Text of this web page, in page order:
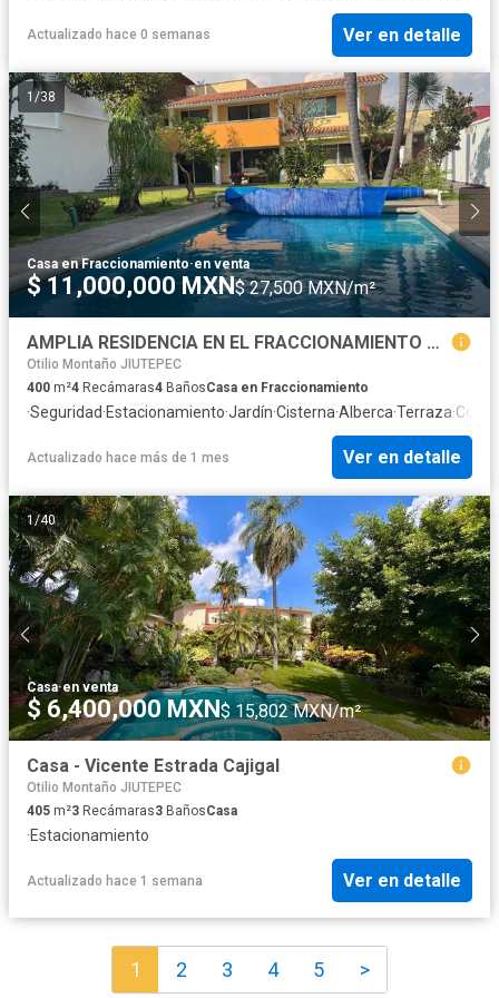
Actualizado hace 0 semanas Ver en detalle
1 /38
Casa en Fraccionamiento·en venta
$ 11,000,000 MXN$ 27,500 MXN/m²
AMPLIA RESIDENCIA EN EL FRACCIONAMIENTO REAL DE TETELA
Otilio Montaño JIUTEPEC
400 m²4 Recámaras4 BañosCasa en Fraccionamiento
·Seguridad·Estacionamiento·Jardín·Cisterna·Alberca·Terraza·
Actualizado hace más de 1 mes Ver en detalle
1/40
Casa·en venta
$ 6,400,000 MXN$ 15,802 MXN/m²
Casa - Vicente Estrada Cajigal
Otilio Montaño JIUTEPEC
405 m²3 Recámaras3 BañosCasa
·Estacionamiento
Actualizado hace 1 semana Ver en detalle
1 2 3 4 5 >